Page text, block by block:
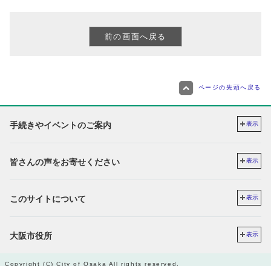
ページの先頭へ戻る
手続きやイベントのご案内 表示
皆さんの声をお寄せください 表示
このサイトについて 表示
大阪市役所 表示
Copyright (C) City of Osaka All rights reserved.